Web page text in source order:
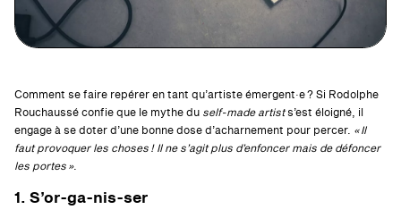
Comment se faire repérer en tant qu’artiste émergent·e ? Si Rodolphe
Rouchaussé confie que le mythe du self-made artists’est éloigné, il
engage à se doter d’une bonne dose d’acharnement pour percer. « Il
faut provoquer les choses ! Il ne s’agit plus d’enfoncer mais de défoncer
les portes ».
1. S’or-ga-nis-ser